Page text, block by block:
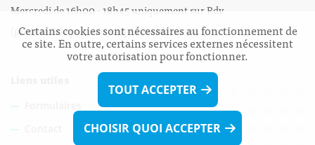
Mercredi de 16h00 - 18h45 uniquement sur Rdv
(prise de Rdv possible jusqu'à mardi 11h30).
Certains cookies sont nécessaires au fonctionnement de
ce site. En outre, certains services externes nécessitent
votre autorisation pour fonctionner.
TOUT ACCEPTER
CHOISIR QUOI ACCEPTER